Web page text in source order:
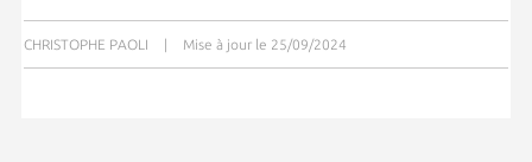
CHRISTOPHE PAOLI Mise à jour le 25/09/2024